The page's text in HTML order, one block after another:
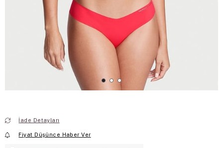
İade Detayları
Fiyat Düşünce Haber Ver